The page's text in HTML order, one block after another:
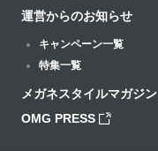
運営からのお知らせ
キャンペーン一覧
特集一覧
メガネスタイルマガジン
OMG PRESS